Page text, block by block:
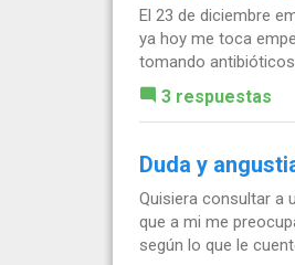
El 23 de diciembre
ya hoy me toca
tomando antibióticos
3 respuestas
Duda y
Quisiera consultar a
que a mi me
según lo que le